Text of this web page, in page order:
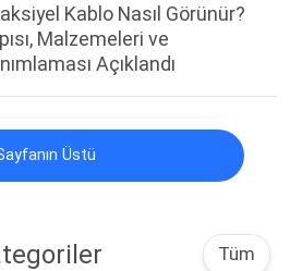
Kablo Nasıl Görünür?
Malzemeleri ve
Açıklandı
Üstü
Tüm